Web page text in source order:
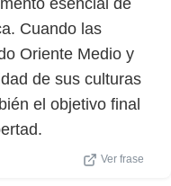
esencial de
Cuando las
Oriente Medio y
de sus culturas
el objetivo final
Ver frase